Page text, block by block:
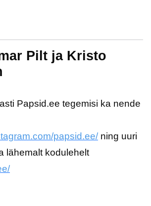
Pilt ja Kristo
Papsid.ee tegemisi ka nende
papsid.ee/ ning uuri
lähemalt kodulehelt